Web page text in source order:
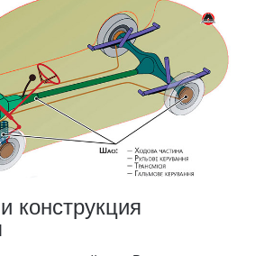
конструкция